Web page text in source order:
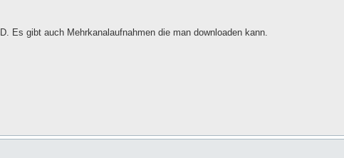
Es gibt auch Mehrkanalaufnahmen die man downloaden kann.